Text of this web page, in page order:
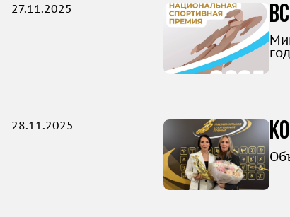
27.11.2025
28.11.2025